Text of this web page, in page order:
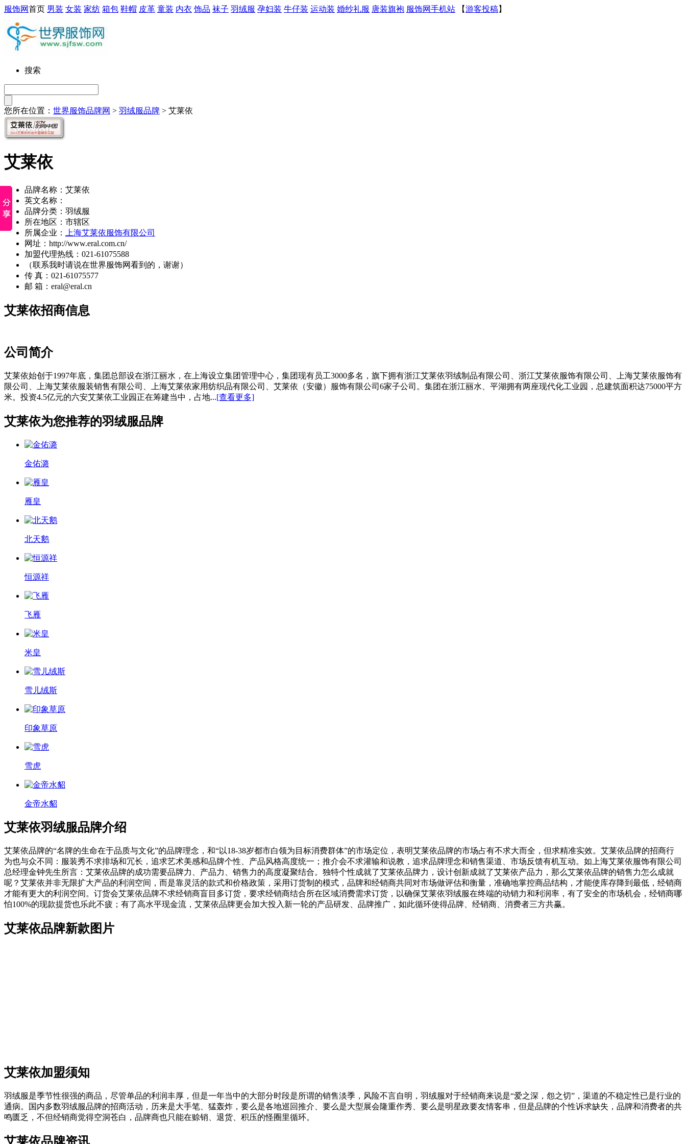
服饰网首页 男装 女装 家纺 箱包 鞋帽 皮革 童装 内衣 饰品 袜子 羽绒服 孕妇装 牛仔装 运动装 婚纱礼服 唐装旗袍 服饰网手机站 【游客投稿】
搜索
您所在位置： 世界服饰品牌网 > 羽绒服品牌 > 艾莱依
艾莱依
品牌名称：艾莱依
英文名称：
品牌分类：羽绒服
所在地区：市辖区
所属企业：
上海艾莱依服饰有限公司
网址：http://www.eral.com.cn/
加盟代理热线：021-61075588
（联系我时请说在世界服饰网看到的，谢谢）
传 真：021-61075577
邮 箱：eral@eral.cn
艾莱依招商信息
公司简介
艾莱依始创于1997年底，集团总部设在浙江丽水，在上海设立集团管理中心，集团现有员工3000多名，旗下拥有浙江艾莱依羽绒制品有限公司、浙江艾莱依服饰有限公司、上海艾莱依服饰有
限公司、上海艾莱依服装销售有限公司、上海艾莱依家用纺织品有限公司、艾莱依（安徽）服饰有限公司6家子公司。集团在浙江丽水、平湖拥有两座现代化工业园，总建筑面积达75000平方
米。投资4.5亿元的六安艾莱依工业园正在筹建当中，占地...[查看更多]
艾莱依为您推荐的羽绒服品牌
金佑潞
雁皇
北天鹅
恒源祥
飞雁
米皇
雪儿绒斯
印象草原
雪虎
金帝水貂
艾莱依羽绒服品牌介绍
艾莱依品牌的“名牌的生命在于品质与文化”的品牌理念，和“以18-38岁都市白领为目标消费群体”的市场定位，表明艾莱依品牌的市场占有不求大而全，但求精准实效。艾莱依品牌的招商行
为也与众不同：服装秀不求排场和冗长，追求艺术美感和品牌个性、产品风格高度统一；推介会不求灌输和说教，追求品牌理念和销售渠道、市场反馈有机互动。如上海艾莱依服饰有限公司
总经理金钟先生所言：艾莱依品牌的成功需要品牌力、产品力、销售力的高度凝聚结合。独特个性成就了艾莱依品牌力，设计创新成就了艾莱依产品力，那么艾莱依品牌的销售力怎么成就
呢？艾莱依并非无限扩大产品的利润空间，而是靠灵活的款式和价格政策，采用订货制的模式，品牌和经销商共同对市场做评估和衡量，准确地掌控商品结构，才能使库存降到最低，经销商
才能有更大的利润空间。订货会艾莱依品牌不求经销商盲目多订货，要求经销商结合所在区域消费需求订货，以确保艾莱依羽绒服在终端的动销力和利润率，有了安全的市场机会，经销商哪
怕100%的现款提货也乐此不疲；有了高水平现金流，艾莱依品牌更会加大投入新一轮的产品研发、品牌推广，如此循环使得品牌、经销商、消费者三方共赢。
艾莱依品牌新款图片
艾莱依加盟须知
羽绒服是季节性很强的商品，尽管单品的利润丰厚，但是一年当中的大部分时段是所谓的销售淡季，风险不言自明，羽绒服对于经销商来说是“爱之深，怨之切”，渠道的不稳定性已是行业的
通病。国内多数羽绒服品牌的招商活动，历来是大手笔、猛轰炸，要么是各地巡回推介、要么是大型展会隆重作秀、要么是明星政要友情客串，但是品牌的个性诉求缺失，品牌和消费者的共
鸣匮乏，不但经销商觉得空洞苍白，品牌商也只能在赊销、退货、积压的怪圈里循环。